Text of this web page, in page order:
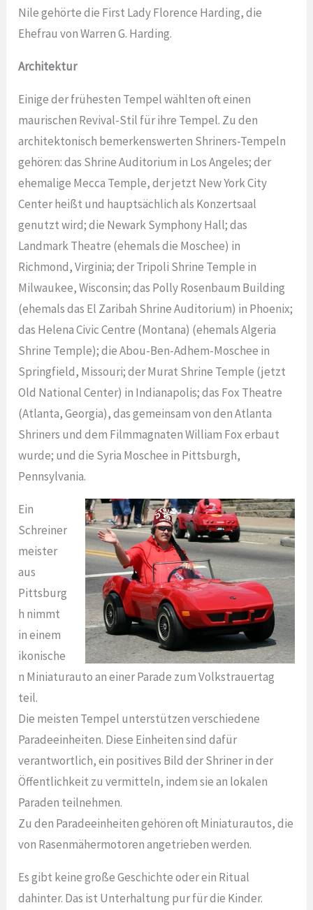
Nile gehörte die First Lady Florence Harding, die
Ehefrau von Warren G. Harding.
Architektur
Einige der frühesten Tempel wählten oft einen
maurischen Revival-Stil für ihre Tempel. Zu den
architektonisch bemerkenswerten Shriners-Tempeln
gehören: das Shrine Auditorium in Los Angeles; der
ehemalige Mecca Temple, der jetzt New York City
Center heißt und hauptsächlich als Konzertsaal
genutzt wird; die Newark Symphony Hall; das
Landmark Theatre (ehemals die Moschee) in
Richmond, Virginia; der Tripoli Shrine Temple in
Milwaukee, Wisconsin; das Polly Rosenbaum Building
(ehemals das El Zaribah Shrine Auditorium) in Phoenix;
das Helena Civic Centre (Montana) (ehemals Algeria
Shrine Temple); die Abou-Ben-Adhem-Moschee in
Springfield, Missouri; der Murat Shrine Temple (jetzt
Old National Center) in Indianapolis; das Fox Theatre
(Atlanta, Georgia), das gemeinsam von den Atlanta
Shriners und dem Filmmagnaten William Fox erbaut
wurde; und die Syria Moschee in Pittsburgh,
Pennsylvania.
Ein
Schreiner
meister
aus
Pittsburg
h nimmt
in einem
ikonische
n Miniaturauto an einer Parade zum Volkstrauertag
teil.
Die meisten Tempel unterstützen verschiedene
Paradeeinheiten. Diese Einheiten sind dafür
verantwortlich, ein positives Bild der Shriner in der
Öffentlichkeit zu vermitteln, indem sie an lokalen
Paraden teilnehmen.
Zu den Paradeeinheiten gehören oft Miniaturautos, die
von Rasenmähermotoren angetrieben werden.
Es gibt keine große Geschichte oder ein Ritual
dahinter. Das ist Unterhaltung pur für die Kinder.